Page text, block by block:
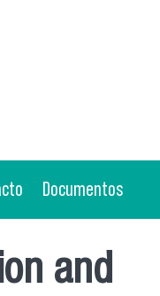
Documentos
and